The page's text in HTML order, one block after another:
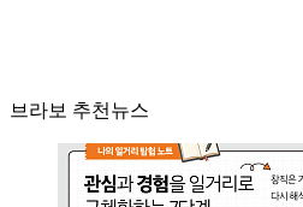
브라보 추천뉴스